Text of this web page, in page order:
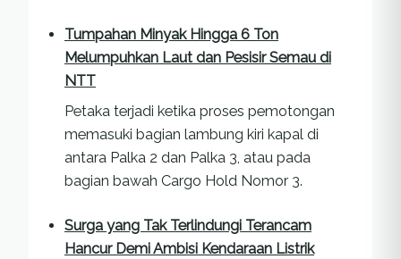
Tumpahan Minyak Hingga 6 Ton
Melumpuhkan Laut dan Pesisir Semau di
NTT
Petaka terjadi ketika proses pemotongan
memasuki bagian lambung kiri kapal di
antara Palka 2 dan Palka 3, atau pada
bagian bawah Cargo Hold Nomor 3.
Surga yang Tak Terlindungi Terancam
Hancur Demi Ambisi Kendaraan Listrik